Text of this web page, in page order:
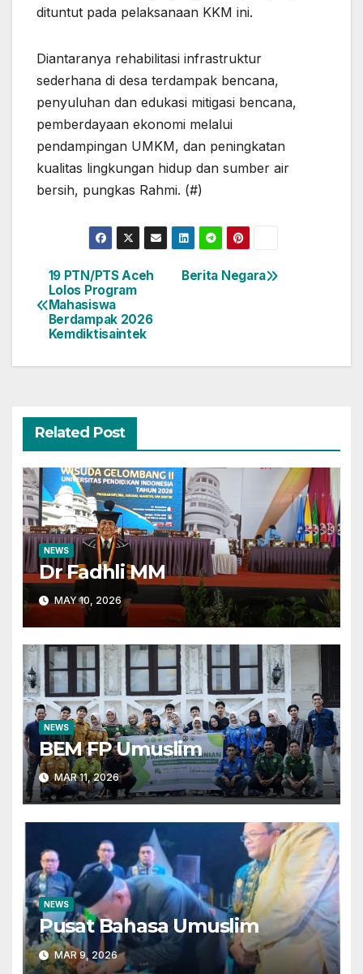
dituntut pada pelaksanaan KKM ini.
Diantaranya rehabilitasi infrastruktur
sederhana di desa terdampak bencana,
penyuluhan dan edukasi mitigasi bencana,
pemberdayaan ekonomi melalui
pendampingan UMKM, dan peningkatan
kualitas lingkungan hidup dan sumber air
bersih, pungkas Rahmi. (#)
Post
navigation
Berita Negara
19 PTN/PTS Aceh
Lolos Program
Mahasiswa
Berdampak 2026
Kemdiktisaintek
Related Post
NEWS
Dr Fadhli MM
MAY 10, 2026
NEWS
BEM FP Umuslim
MAR 11, 2026
NEWS
Pusat Bahasa Umuslim
MAR 9, 2026